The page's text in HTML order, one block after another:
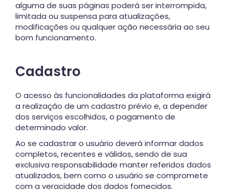
alguma de suas páginas poderá ser interrompida,
limitada ou suspensa para atualizações,
modificações ou qualquer ação necessária ao seu
bom funcionamento.
Cadastro
O acesso às funcionalidades da plataforma exigirá
a realização de um cadastro prévio e, a depender
dos serviços escolhidos, o pagamento de
determinado valor.
Ao se cadastrar o usuário deverá informar dados
completos, recentes e válidos, sendo de sua
exclusiva responsabilidade manter referidos dados
atualizados, bem como o usuário se compromete
com a veracidade dos dados fornecidos.